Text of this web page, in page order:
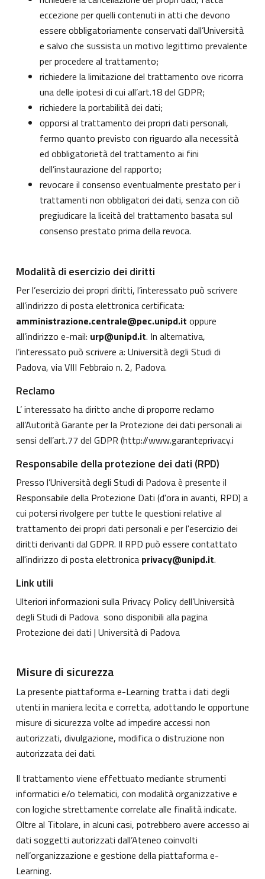
eccezione per quelli contenuti in atti che devono
essere obbligatoriamente conservati dall’Università
e salvo che sussista un motivo legittimo prevalente
per procedere al trattamento;
richiedere la limitazione del trattamento ove ricorra
una delle ipotesi di cui all’art.18 del GDPR;
richiedere la portabilità dei dati;
opporsi al trattamento dei propri dati personali,
fermo quanto previsto con riguardo alla necessità
ed obbligatorietà del trattamento ai fini
dell’instaurazione del rapporto;
revocare il consenso eventualmente prestato per i
trattamenti non obbligatori dei dati, senza con ciò
pregiudicare la liceità del trattamento basata sul
consenso prestato prima della revoca.
Modalità di esercizio dei diritti
Per l’esercizio dei propri diritti, l’interessato può scrivere
all’indirizzo di posta elettronica certificata:
amministrazione.centrale@pec.unipd.it oppure
all’indirizzo e-mail: urp@unipd.it. In alternativa,
l’interessato può scrivere a: Università degli Studi di
Padova, via VIII Febbraio n. 2, Padova.
Reclamo
L’ interessato ha diritto anche di proporre reclamo
all’Autorità Garante per la Protezione dei dati personali ai
sensi dell’art.77 del GDPR (http://www.garanteprivacy.i
Responsabile della protezione dei dati (RPD)
Presso l’Università degli Studi di Padova è presente il
Responsabile della Protezione Dati (d'ora in avanti, RPD) a
cui potersi rivolgere per tutte le questioni relative al
trattamento dei propri dati personali e per l'esercizio dei
diritti derivanti dal GDPR. Il RPD può essere contattato
all'indirizzo di posta elettronica privacy@unipd.it.
Link utili
Ulteriori informazioni sulla Privacy Policy dell’Università
degli Studi di Padova sono disponibili alla pagina
Protezione dei dati | Università di Padova
Misure di sicurezza
La presente piattaforma e-Learning tratta i dati degli
utenti in maniera lecita e corretta, adottando le opportune
misure di sicurezza volte ad impedire accessi non
autorizzati, divulgazione, modifica o distruzione non
autorizzata dei dati.
Il trattamento viene effettuato mediante strumenti
informatici e/o telematici, con modalità organizzative e
con logiche strettamente correlate alle finalità indicate.
Oltre al Titolare, in alcuni casi, potrebbero avere accesso ai
dati soggetti autorizzati dall’Ateneo coinvolti
nell’organizzazione e gestione della piattaforma e-
Learning.